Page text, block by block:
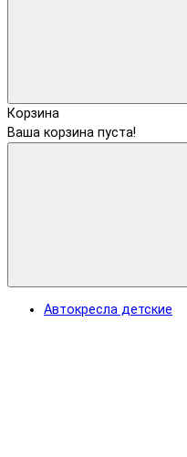
Корзина
Ваша корзина пуста!
Автокресла детские